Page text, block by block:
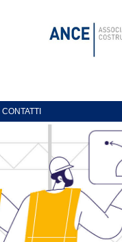
CONTATTI